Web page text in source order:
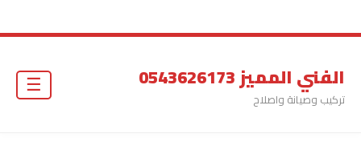
الفني المميز 0543626173
تركيب وصيانة واصلاح